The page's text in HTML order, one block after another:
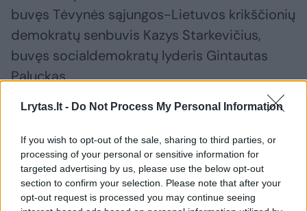
Lrytas.lt - Do Not Process My Personal Information
If you wish to opt-out of the sale, sharing to third parties, or
processing of your personal or sensitive information for
targeted advertising by us, please use the below opt-out
section to confirm your selection. Please note that after your
opt-out request is processed you may continue seeing
buvęs Tėvynės sąjungos-Lietuvos krikščionių
demokratų senbuvis Kazys Starkevičius,
buvęs socialdemokratų lyderis Gintautas
Paluckas.
„Pasitikėjimas politikais jau kurį laiką ir taip
menkas, todėl juodi debesys virš